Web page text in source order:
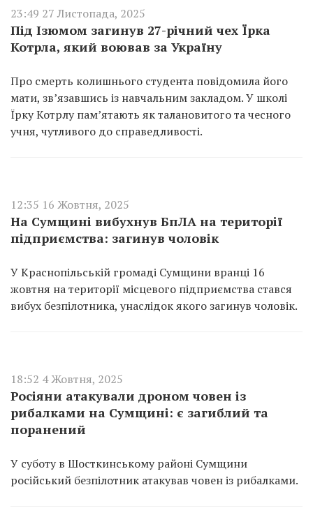
23:49 27 Листопада, 2025
Під Ізюмом загинув 27-річний чех Їрка
Котрла, який воював за Україну
Про смерть колишнього студента повідомила його
мати, зв’язавшись із навчальним закладом. У школі
Їрку Котрлу пам’ятають як талановитого та чесного
учня, чутливого до справедливості.
12:35 16 Жовтня, 2025
На Сумщині вибухнув БпЛА на території
підприємства: загинув чоловік
У Краснопільській громаді Сумщини вранці 16
жовтня на території місцевого підприємства стався
вибух безпілотника, унаслідок якого загинув чоловік.
18:52 4 Жовтня, 2025
Росіяни атакували дроном човен із
рибалками на Сумщині: є загиблий та
поранений
У суботу в Шосткинському районі Сумщини
російський безпілотник атакував човен із рибалками.